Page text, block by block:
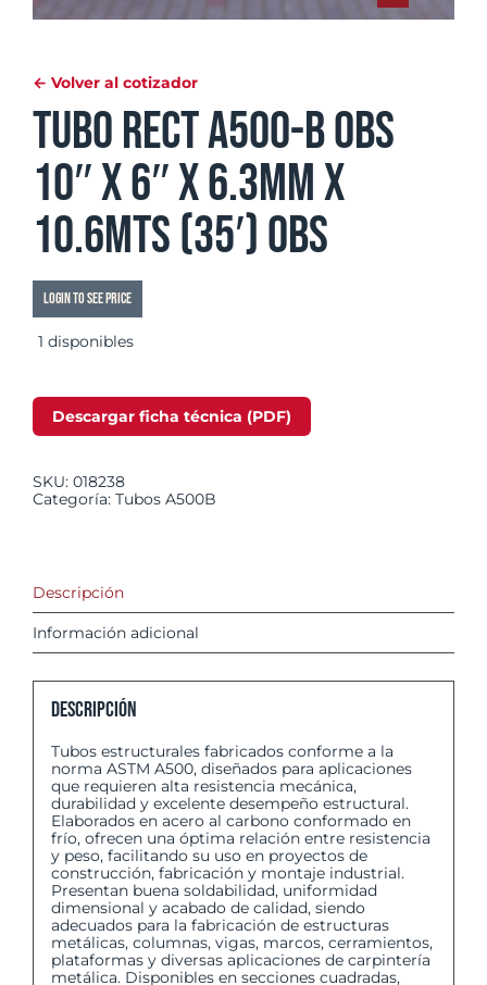
← Volver al cotizador
Tubo Rect A500-B OBS
10″ x 6″ x 6.3mm x
10.6mts (35′) OBS
Login to see price
1 disponibles
Descargar ficha técnica (PDF)
SKU: 018238
Categoría: Tubos A500B
Descripción
Información adicional
Descripción
Tubos estructurales fabricados conforme a la
norma ASTM A500, diseñados para aplicaciones
que requieren alta resistencia mecánica,
durabilidad y excelente desempeño estructural.
Elaborados en acero al carbono conformado en
frío, ofrecen una óptima relación entre resistencia
y peso, facilitando su uso en proyectos de
construcción, fabricación y montaje industrial.
Presentan buena soldabilidad, uniformidad
dimensional y acabado de calidad, siendo
adecuados para la fabricación de estructuras
metálicas, columnas, vigas, marcos, cerramientos,
plataformas y diversas aplicaciones de carpintería
metálica. Disponibles en secciones cuadradas,